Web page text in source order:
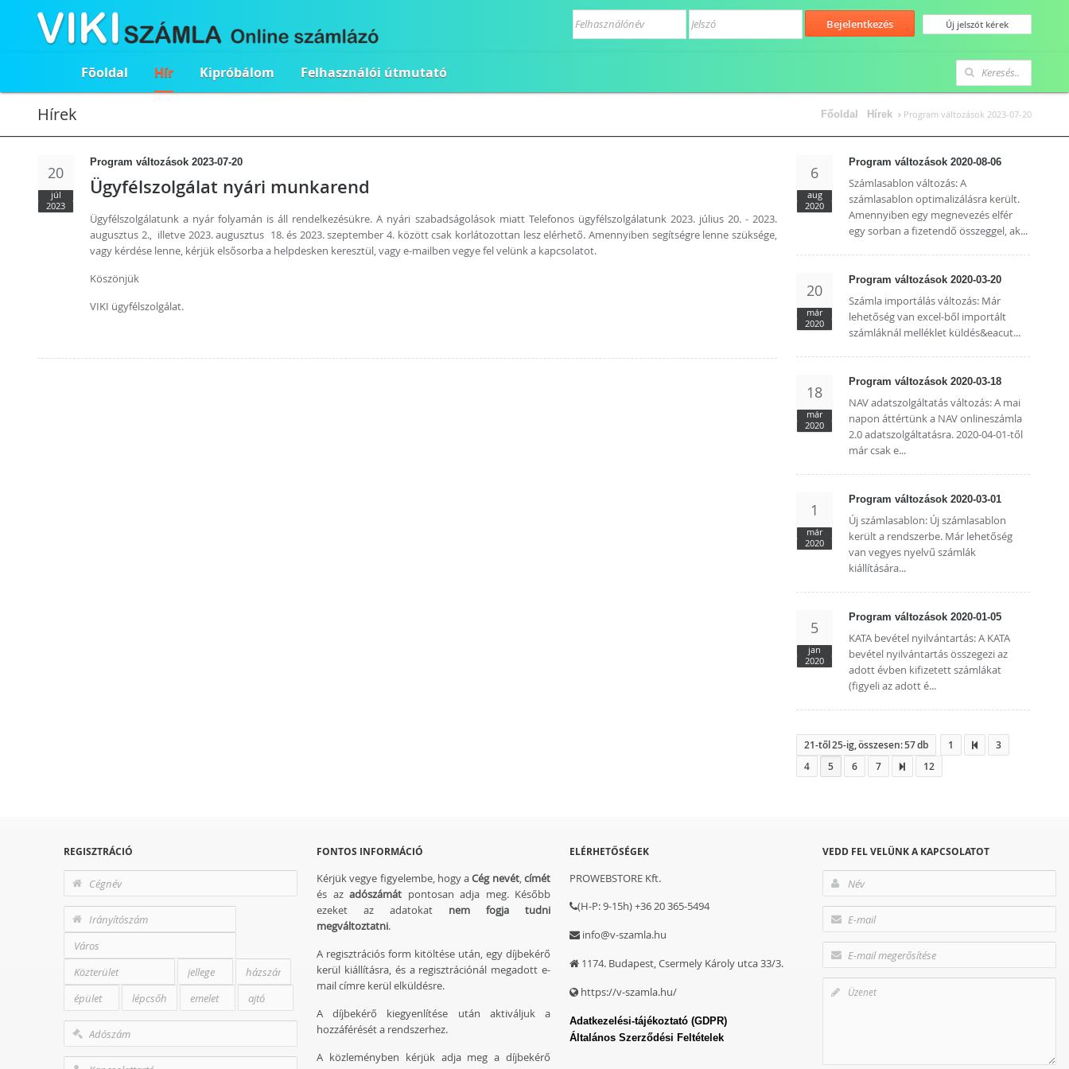
Fõoldal Hír Kipróbálom Felhasználói útmutató
Főoldal Hírek Program változások 2023-07-20
Hírek
20
júl
2023
Program változások 2023-07-20
Ügyfélszolgálat nyári munkarend
Ügyfélszolgálatunk a nyár folyamán is áll rendelkezésükre. A nyári szabadságolások miatt Telefonos ügyfélszolgálatunk 2023. július 20. - 2023.
augusztus 2., illetve 2023. augusztus 18. és 2023. szeptember 4. között csak korlátozottan lesz elérhető. Amennyiben segítségre lenne szüksége,
vagy kérdése lenne, kérjük elsősorba a helpdesken keresztül, vagy e-mailben vegye fel velünk a kapcsolatot.
Köszönjük
VIKI ügyfélszolgálat.
6
aug
2020
Program változások 2020-08-06
Számlasablon változás: A
számlasablon optimalizálásra került.
Amennyiben egy megnevezés elfér
egy sorban a fizetendő összeggel, ak...
20
már
2020
Program változások 2020-03-20
Számla importálás változás: Már
lehetőség van excel-ből importált
számláknál melléklet küldés&eacut...
18
már
2020
Program változások 2020-03-18
NAV adatszolgáltatás változás: A mai
napon áttértünk a NAV onlineszámla
2.0 adatszolgáltatásra. 2020-04-01-től
már csak e...
1
már
2020
Program változások 2020-03-01
Új számlasablon: Új számlasablon
került a rendszerbe. Már lehetőség
van vegyes nyelvű számlák
kiállítására...
5
jan
2020
Program változások 2020-01-05
KATA bevétel nyilvántartás: A KATA
bevétel nyilvántartás összegezi az
adott évben kifizetett számlákat
(figyeli az adott é...
21-től 25-ig, összesen: 57 db 1
3
4
5 6 7 12
REGISZTRÁCIÓ FONTOS INFORMÁCIÓ
Kérjük vegye figyelembe, hogy aCég nevét,címét
és az adószámát pontosan adja meg. Később
ezeket az adatokat nem fogja tudni
megváltoztatni.
A regisztrációs form kitöltése után, egy díjbekérő
kerül kiállításra, és a regisztrációnál megadott e-
mail címre kerül elküldésre.
A díjbekérő kiegyenlítése után aktiváljuk a
hozzáférését a rendszerhez.
A közleményben kérjük adja meg a díjbekérő
ELÉRHETŐSÉGEK
PROWEBSTORE Kft.
(H-P: 9-15h) +36 20 365-5494
info@v-szamla.hu
1174. Budapest, Csermely Károly utca 33/3.
https://v-szamla.hu/
Adatkezelési-tájékoztató (GDPR)
Általános Szerződési Feltételek
VEDD FEL VELÜNK A KAPCSOLATOT